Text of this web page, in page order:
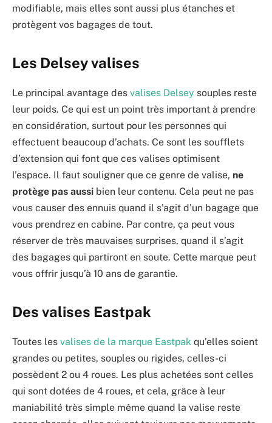
modifiable, mais elles sont aussi plus étanches et
protègent vos bagages de tout.
Les Delsey valises
Le principal avantage des valises Delsey souples reste
leur poids. Ce qui est un point très important à prendre
en considération, surtout pour les personnes qui
effectuent beaucoup d’achats. Ce sont les soufflets
d’extension qui font que ces valises optimisent
l’espace. Il faut souligner que ce genre de valise, ne
protège pas aussi bien leur contenu. Cela peut ne pas
vous causer des ennuis quand il s’agit d’un bagage que
vous prendrez en cabine. Par contre, ça peut vous
réserver de très mauvaises surprises, quand il s’agit
des bagages qui partiront en soute. Cette marque peut
vous offrir jusqu’à 10 ans de garantie.
Des valises Eastpak
Toutes les valises de la marque Eastpak qu’elles soient
grandes ou petites, souples ou rigides, celles-ci
possèdent 2 ou 4 roues. Les plus achetées sont celles
qui sont dotées de 4 roues, et cela, grâce à leur
maniabilité très simple même quand la valise reste